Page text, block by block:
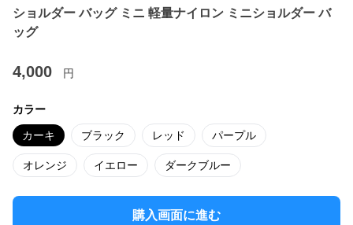
ショルダー バッグ ミニ 軽量ナイロン ミニショルダー バ
ッグ
4,000 円
カラー
カーキ ブラック レッド パープル
オレンジ イエロー ダークブルー
購入画面に進む